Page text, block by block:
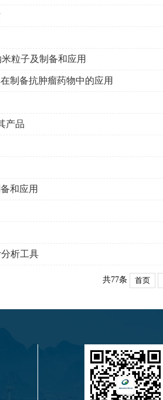
粒子及制备和应用
制备抗肿瘤药物中的应用
产品
和应用
析工具
共77条 首页